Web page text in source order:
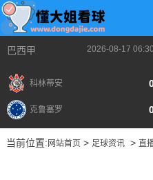
巴西甲 2026-08-17 06:30
科林蒂安
克鲁塞罗
当前位置: 网站首页> 足球资讯> 直